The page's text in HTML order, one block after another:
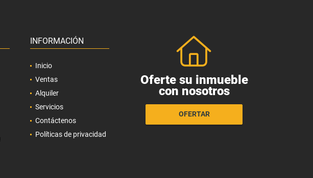
INFORMACIÓN
Inicio
Ventas
Alquiler
Servicios
Contáctenos
Políticas de privacidad
Oferte su inmueble
con nosotros
OFERTAR